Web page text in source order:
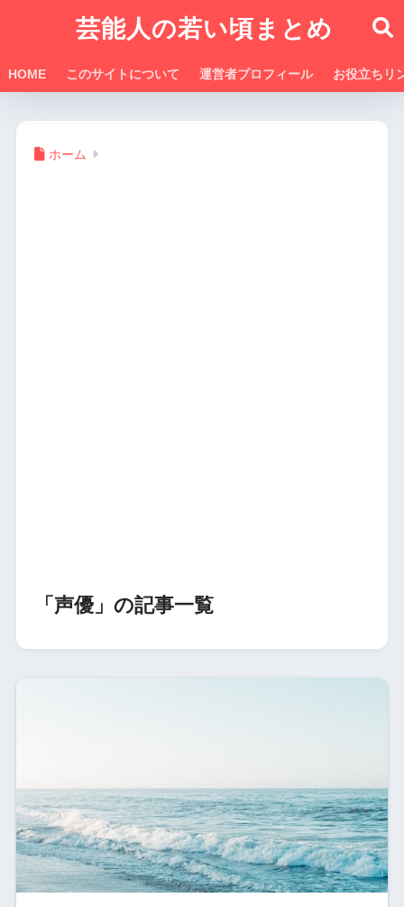
芸能人の若い頃まとめ
HOME このサイトについて 運営者プロフィール お役立ちリ
ホーム
「声優」の記事一覧